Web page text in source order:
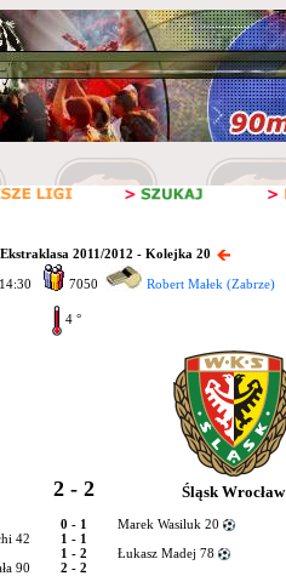
2011/2012 - Kolejka 20
7050 Robert Małek (Zabrze)
4 °
2 - 2 Śląsk Wrocław
0 - 1
Marek Wasiluk 20
42
1 - 1
1 - 2
Łukasz Madej 78
90
2 - 2